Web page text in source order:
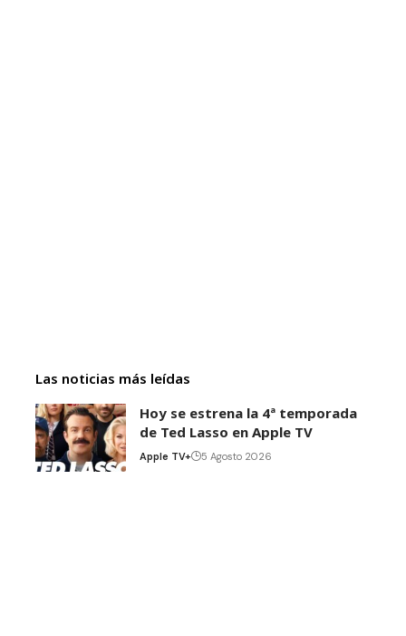
Las noticias más leídas
Hoy se estrena la 4ª temporada
de Ted Lasso en Apple TV
Apple TV+ 5 Agosto 2026